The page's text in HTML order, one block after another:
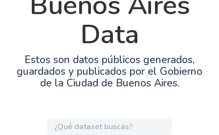
Data
Estos son datos públicos generados,
guardados y publicados por el Gobierno
de la Ciudad de Buenos Aires.